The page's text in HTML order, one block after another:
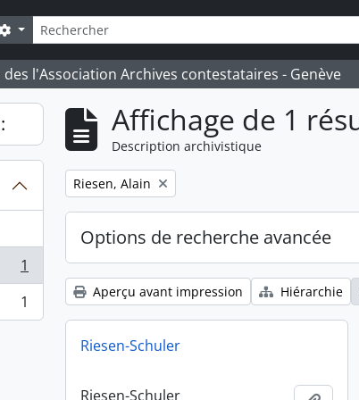
Search options
l'Association Archives contestataires - Genève
1
1
Affichage de 1
Description archivistique
Remove filter:
Riesen, Alain
Options de recherche avancée
Aperçu avant impression Hiérarchie
Riesen-Schuler
Riesen-Schuler